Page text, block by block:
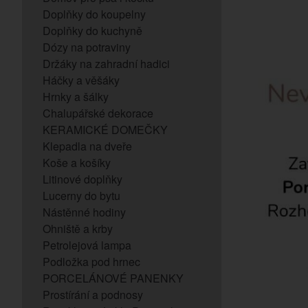
Doplňky do koupelny
Doplňky do kuchyně
Dózy na potraviny
Držáky na zahradní hadici
Háčky a věšáky
Hrnky a šálky
Chalupářské dekorace
KERAMICKÉ DOMEČKY
Klepadla na dveře
Koše a košíky
Litinové doplňky
Lucerny do bytu
Nástěnné hodiny
Ohniště a krby
Petrolejová lampa
Podložka pod hrnec
PORCELÁNOVÉ PANENKY
Prostírání a podnosy